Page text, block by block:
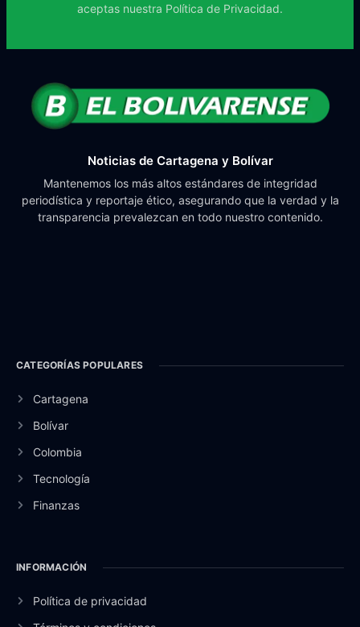
aceptas nuestra Política de Privacidad.
Noticias de Cartagena y Bolívar
Mantenemos los más altos estándares de integridad
periodística y reportaje ético, asegurando que la verdad y la
transparencia prevalezcan en todo nuestro contenido.
CATEGORÍAS POPULARES
Cartagena
Bolívar
Colombia
Tecnología
Finanzas
INFORMACIÓN
Política de privacidad